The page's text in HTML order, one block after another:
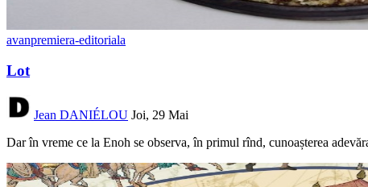
avanpremiera-editoriala
Lot
Jean DANIÉLOU Joi, 29 Mai
Dar în vreme ce la Enoh se observa, în primul rînd, cunoașterea